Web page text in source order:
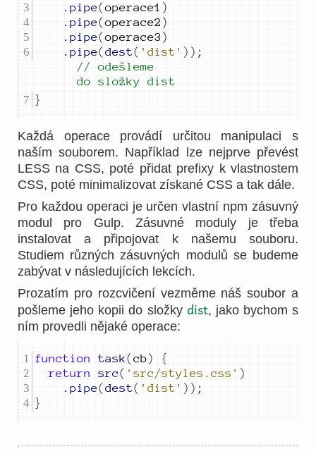
. pipe(operace1 )
. pipe(operace2 )
. pipe(operace3 )
. pipe( dest( 'dist' )) ;
// odešleme
do složky dist
}
Každá operace provádí určitou manipulaci s
naším souborem. Například lze nejprve převést
LESS na CSS, poté přidat prefixy k vlastnostem
CSS, poté minimalizovat získané CSS a tak dále.
Pro každou operaci je určen vlastní npm zásuvný
modul pro Gulp. Zásuvné moduly je třeba
instalovat a připojovat k našemu souboru.
Studiem různých zásuvných modulů se budeme
zabývat v následujících lekcích.
Prozatím pro rozcvičení vezměme náš soubor a
pošleme jeho kopii do složky dist, jako bychom s
ním provedli nějaké operace:
function task( cb)
{
return
src( 'src/styles.css' )
. pipe( dest( 'dist' )) ;
}